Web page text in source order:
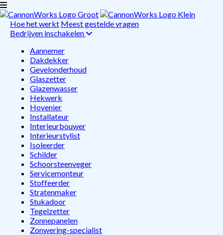
Hoe het werkt Meest gestelde vragen
Bedrijven inschakelen
Aannemer
Dakdekker
Gevelonderhoud
Glaszetter
Glazenwasser
Hekwerk
Hovenier
Installateur
Interieurbouwer
Interieurstylist
Isoleerder
Schilder
Schoorsteenveger
Servicemonteur
Stoffeerder
Stratenmaker
Stukadoor
Tegelzetter
Zonnepanelen
Zonwering-specialist